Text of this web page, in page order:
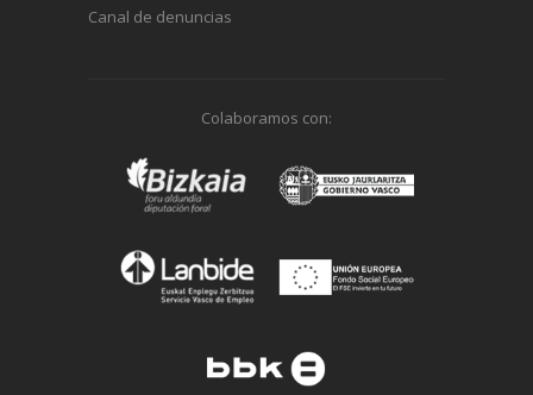
Canal de denuncias
Colaboramos con: